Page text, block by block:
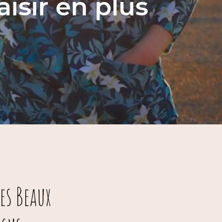
en plus
Beaux